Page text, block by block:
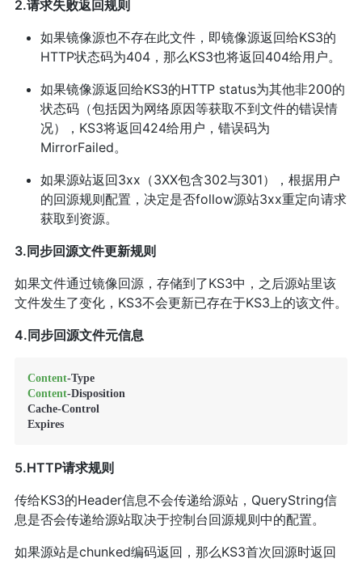
2.请求失败返回规则
如果镜像源也不存在此文件，即镜像源返回给KS3的
HTTP状态码为404，那么KS3也将返回404给用户。
如果镜像源返回给KS3的HTTP status为其他非200的
状态码（包括因为网络原因等获取不到文件的错误情
况），KS3将返回424给用户，错误码为
MirrorFailed。
如果源站返回3xx（3XX包含302与301），根据用户
的回源规则配置，决定是否follow源站3xx重定向请求
获取到资源。
3.同步回源文件更新规则
如果文件通过镜像回源，存储到了KS3中，之后源站里该
文件发生了变化，KS3不会更新已存在于KS3上的该文件。
4.同步回源文件元信息
Content
-Type
Content-Disposition
Cache-Control
Expires
5.HTTP请求规则
传给KS3的Header信息不会传递给源站，QueryString信
息是否会传递给源站取决于控制台回源规则中的配置。
如果源站是chunked编码返回，那么KS3首次回源时返回